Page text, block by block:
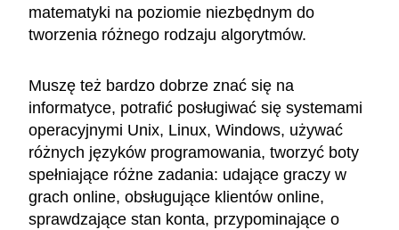
matematyki na poziomie niezbędnym do
tworzenia różnego rodzaju algorytmów.
Muszę też bardzo dobrze znać się na
informatyce, potrafić posługiwać się systemami
operacyjnymi Unix, Linux, Windows, używać
różnych języków programowania, tworzyć boty
spełniające różne zadania: udające graczy w
grach online, obsługujące klientów online,
sprawdzające stan konta, przypominające o